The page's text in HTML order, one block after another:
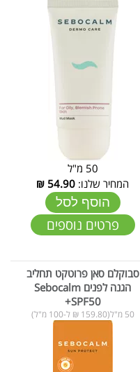
50 מ"ל
המחיר שלנו: 54.90
₪
הוסף לסל
פרטים נוספים
סבוקלם סאן פרוטקט תחליב
הגנה לפנים Sebocalm
+SPF50
50 מ"ל(159.80 ₪ ל-100 מ"ל)